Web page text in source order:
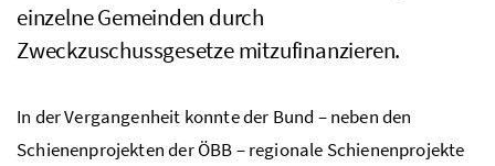
einzelne Gemeinden durch
Zweckzuschussgesetze mitzufinanzieren.
In der Vergangenheit konnte der Bund – neben den
Schienenprojekten der ÖBB – regionale Schienenprojekte